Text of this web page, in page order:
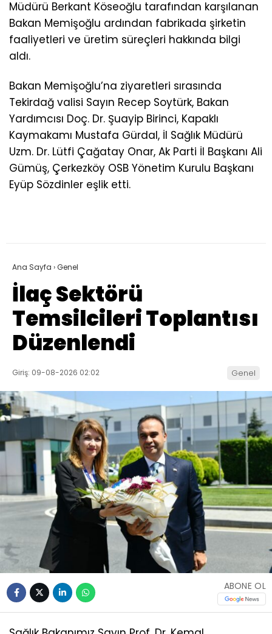
Müdürü Berkant Köseoğlu tarafından karşılanan
Bakan Memişoğlu ardından fabrikada şirketin
faaliyetleri ve üretim süreçleri hakkında bilgi
aldı.
Bakan Memişoğlu’na ziyaretleri sırasında
Tekirdağ valisi Sayın Recep Soytürk, Bakan
Yardımcısı Doç. Dr. Şuayip Birinci, Kapaklı
Kaymakamı Mustafa Gürdal, İl Sağlık Müdürü
Uzm. Dr. Lütfi Çağatay Onar, Ak Parti İl Başkanı Ali
Gümüş, Çerkezköy OSB Yönetim Kurulu Başkanı
Eyüp Sözdinler eşlik etti.
Ana Sayfa ›Genel
İlaç Sektörü
Temsilcileri Toplantısı
Düzenlendi
Giriş: 09-08-2026 02:02 Genel
ABONE OL